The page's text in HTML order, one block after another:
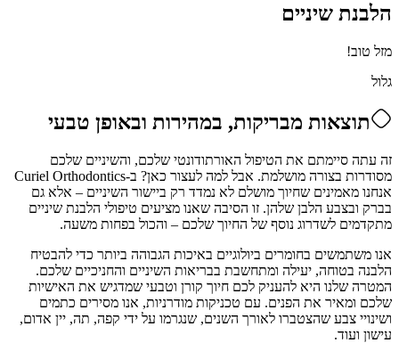
הלבנת שיניים
מזל טוב!
גלול
תוצאות מבריקות, במהירות ובאופן טבעי
זה עתה סיימתם את הטיפול האורתודונטי שלכם, והשיניים שלכם
מסודרות בצורה מושלמת. אבל למה לעצור כאן? ב-Curiel Orthodontics
אנחנו מאמינים שחיוך מושלם לא נמדד רק ביישור השיניים – אלא גם
בברק ובצבע הלבן שלהן. זו הסיבה שאנו מציעים טיפולי הלבנת שיניים
מתקדמים לשדרוג נוסף של החיוך שלכם – והכול בפחות משעה.
אנו משתמשים בחומרים ביולוגיים באיכות הגבוהה ביותר כדי להבטיח
הלבנה בטוחה, יעילה ומתחשבת בבריאות השיניים והחניכיים שלכם.
המטרה שלנו היא להעניק לכם חיוך קורן וטבעי שמדגיש את האישיות
שלכם ומאיר את הפנים. עם טכניקות מודרניות, אנו מסירים כתמים
ושינויי צבע שהצטברו לאורך השנים, שנגרמו על ידי קפה, תה, יין אדום,
עישון ועוד.